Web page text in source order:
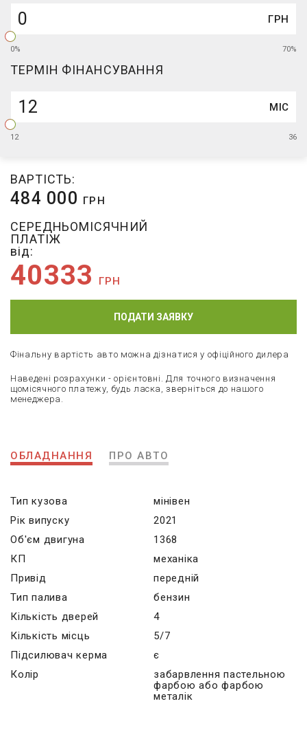
ГРН
0% 70%
ТЕРМІН ФІНАНСУВАННЯ
МІС
12 36
ВАРТІСТЬ:
484 000 ГРН
СЕРЕДНЬОМІСЯЧНИЙ
ПЛАТІЖ
від:
40333 ГРН
ПОДАТИ ЗАЯВКУ
Фінальну вартість авто можна дізнатися у офіційного дилера
Наведені розрахунки - орієнтовні. Для точного визначення
щомісячного платежу, будь ласка, зверніться до нашого
менеджера.
ОБЛАДНАННЯ ПРО АВТО
Тип кузова
мінівен
Рік випуску
2021
Об'єм двигуна
1368
КП
механіка
Привід
передній
Тип палива
бензин
Кількість дверей
4
Кількість місць
5/7
Підсилювач керма
є
Колір
забарвлення пастельною
фарбою або фарбою
металік